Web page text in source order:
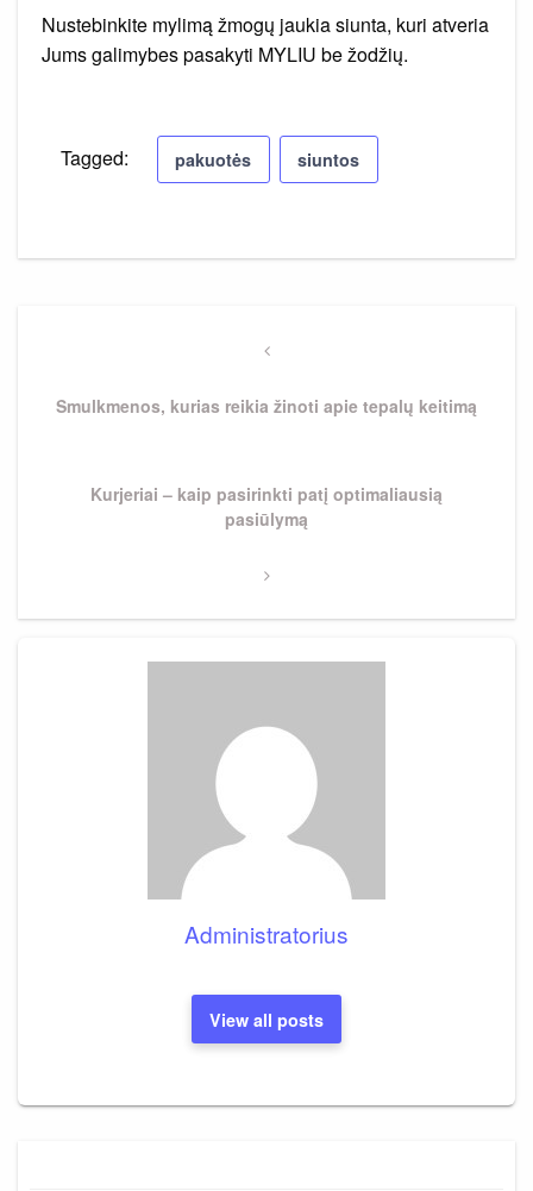
Nustebinkite mylimą žmogų jaukia siunta, kuri atveria
Jums galimybes pasakyti MYLIU be žodžių.
Tagged: pakuotės siuntos
Previous
Smulkmenos, kurias reikia žinoti apie tepalų keitimą
NextKurjeriai – kaip pasirinkti patį optimaliausią
pasiūlymą
Administratorius
View all posts